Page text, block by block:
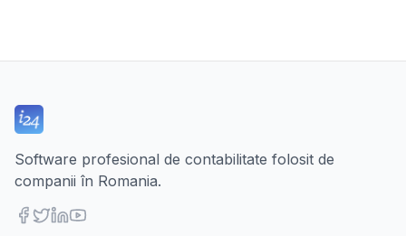
Software profesional de contabilitate folosit de
companii în Romania.